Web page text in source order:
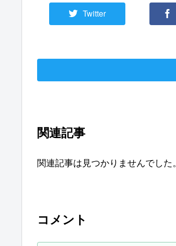
Twitter
関連記事
関連記事は見つかりませんでした。
コメント